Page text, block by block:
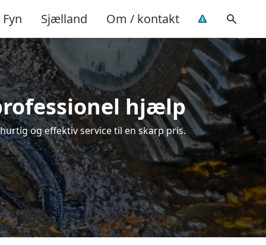
Fyn Sjælland Om / kontakt
hjælp
og effektiv service til en skarp pris.